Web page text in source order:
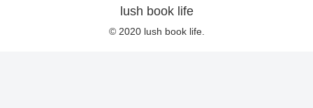
lush book life
© 2020 lush book life.